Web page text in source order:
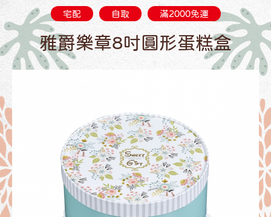
宅配 自取 滿2000免運
雅爵樂章8吋圓形蛋糕盒